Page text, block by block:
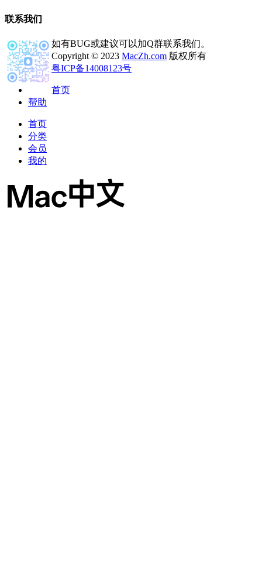
联系我们
如有BUG或建议可以加Q群联系我们。
Copyright © 2023 MacZh.com 版权所有
粤ICP备14008123号
首页
帮助
首页
分类
会员
我的